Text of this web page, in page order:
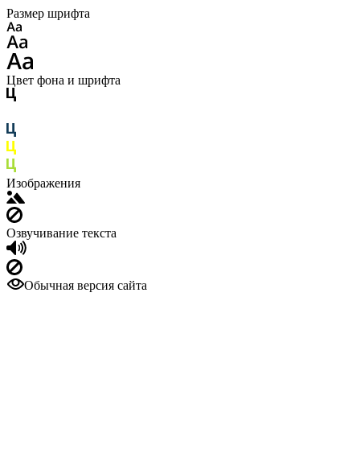
Размер шрифта
Цвет фона и шрифта
Изображения
Озвучивание текста
Обычная версия сайта